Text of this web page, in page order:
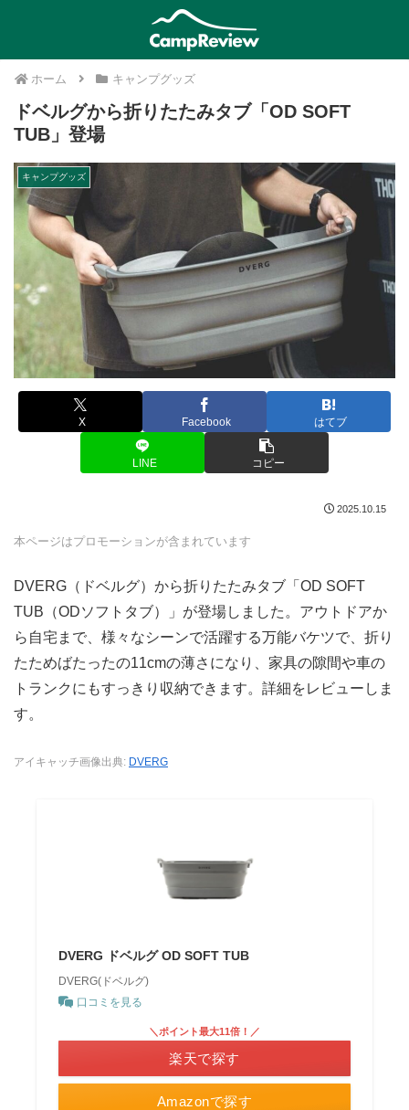
ホーム キャンプグッズ
ドベルグから折りたたみタブ「OD SOFT
TUB」登場
キャンプグッズ
X Facebook はてブ
LINE コピー
2025.10.15
本ページはプロモーションが含まれています
DVERG（ドベルグ）から折りたたみタブ「OD SOFT
TUB（ODソフトタブ）」が登場しました。アウトドアか
ら自宅まで、様々なシーンで活躍する万能バケツで、折り
たためばたったの11cmの薄さになり、家具の隙間や車の
トランクにもすっきり収納できます。詳細をレビューしま
す。
アイキャッチ画像出典: DVERG
DVERG ドベルグ OD SOFT TUB
DVERG(ドベルグ)
口コミを見る
Amazonで探す
＼ポイント最大11倍！／
楽天で探す